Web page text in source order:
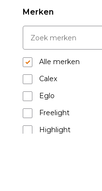
Merken
Alle merken
Calex
Eglo
Freelight
Highlight